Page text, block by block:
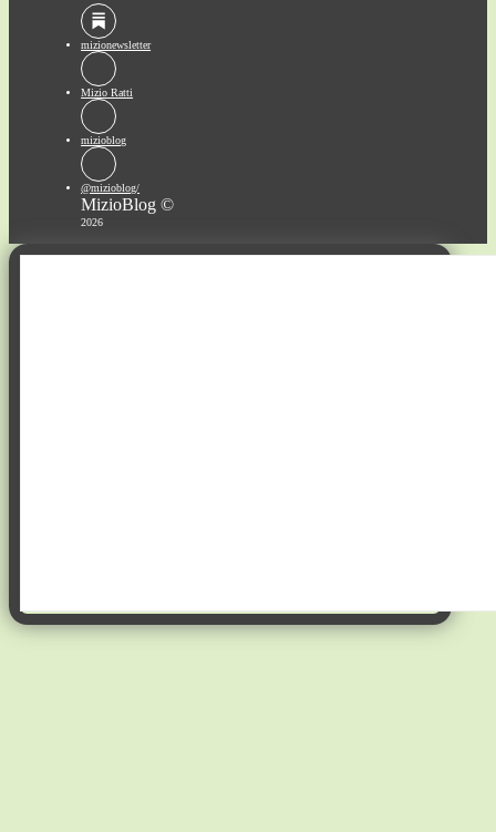
mizionewsletter
Mizio Ratti
mizioblog
@mizioblog/
MizioBlog ©
2026